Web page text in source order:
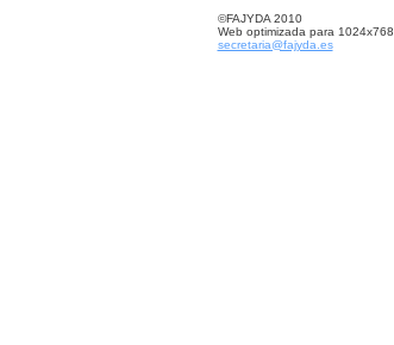
©FAJYDA 2010
Web optimizada para 1024x768
secretaria@fajyda.es